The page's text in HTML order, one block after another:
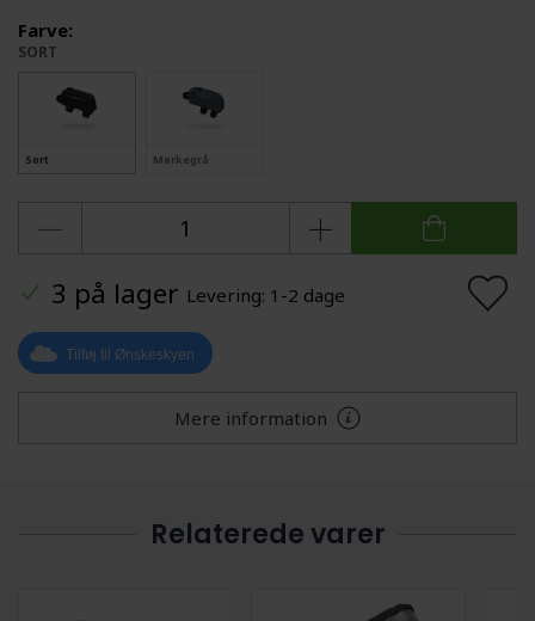
Farve:
SORT
Sort Mørkegrå
3 på lager Levering: 1-2 dage
Tilføj til Ønskeskyen
Mere information
Relaterede varer